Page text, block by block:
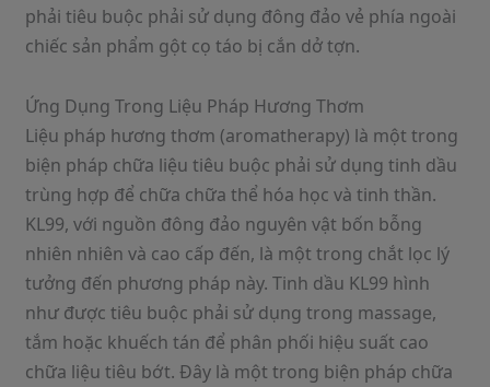
phải tiêu buộc phải sử dụng đông đảo vẻ phía ngoài
chiếc sản phẩm gột cọ táo bị cắn dở tợn.
Ứng Dụng Trong Liệu Pháp Hương Thơm
Liệu pháp hương thơm (aromatherapy) là một trong
biện pháp chữa liệu tiêu buộc phải sử dụng tinh dầu
trùng hợp để chữa chữa thể hóa học và tinh thần.
KL99, với nguồn đông đảo nguyên vật bốn bỗng
nhiên nhiên và cao cấp đến, là một trong chắt lọc lý
tưởng đến phương pháp này. Tinh dầu KL99 hình
như được tiêu buộc phải sử dụng trong massage,
tắm hoặc khuếch tán để phân phối hiệu suất cao
chữa liệu tiêu bớt. Đây là một trong biện pháp chữa